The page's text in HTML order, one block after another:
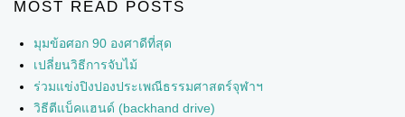
MOST READ POSTS
มุมข้อศอก 90 องศาดีที่สุด
เปลี่ยนวิธีการจับไม้
ร่วมแข่งปิงปองประเพณีธรรมศาสตร์จุฬาฯ
วิธีตีแบ็คแฮนด์ (backhand drive)